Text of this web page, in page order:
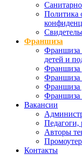
Политика
Франшиза
Франшиза
детей и
Франшиза
Франшиза
Франшиза
Вакансии
Педагоги,
Авторы
Контакты